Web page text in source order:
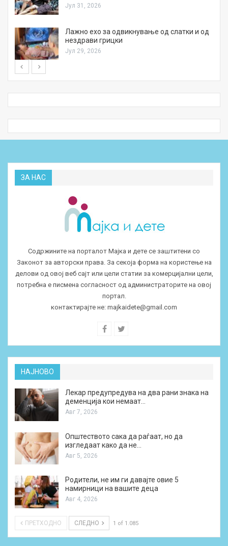
Јул 31, 2026
Лажно ехо за одвикнување од слатки и од
нездрави грицки
Јул 29, 2026
ЗА НАС
Содржините на порталот Мајка и дете се заштитени со
Законот за авторски права. За секоја форма на користење на
делови од овој веб сајт или цели статии за комерцијални цели,
потребна е писмена согласност од администраторите на овој
портал.
контактирајте не: majkaidete@gmail.com
НАЈНОВО
Лекар предупредува на два рани знака на
деменција кои немаат…
Авг 7, 2026
Општеството сака да раѓаат, но да
изгледаат како да не…
Авг 5, 2026
Родители, не им ги давајте овие 5
намирници на вашите деца
Авг 4, 2026
ПРЕТХОДНО СЛЕДНО 1 of 1.085